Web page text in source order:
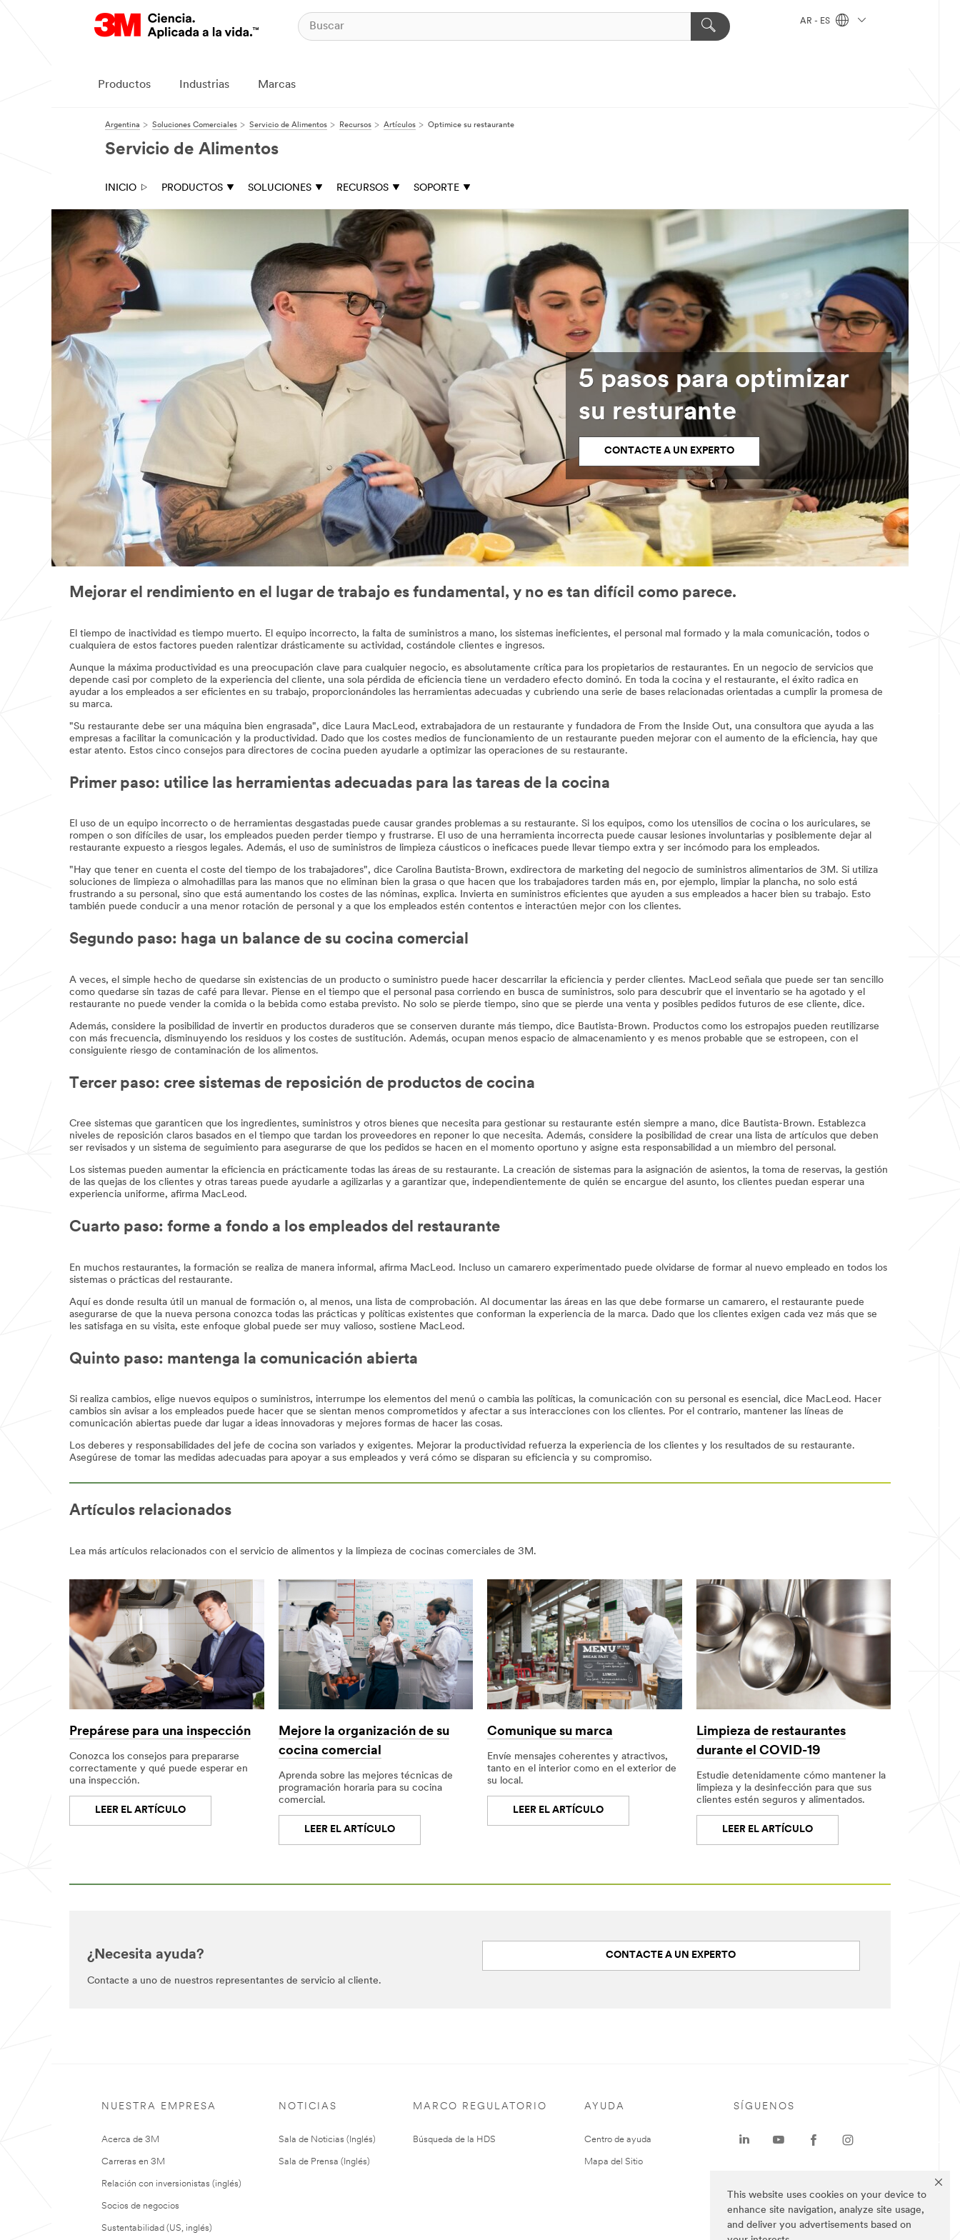
This website uses cookies on your device to
enhance site navigation, analyze site usage,
and deliver you advertisements based on
AR - ES
Productos Industrias Marcas
Argentina Soluciones Comerciales Servicio de Alimentos Recursos Artículos Optimice su restaurante
Servicio de Alimentos
INICIO PRODUCTOS SOLUCIONES RECURSOS SOPORTE
5 pasos para optimizar
su resturante
CONTACTE A UN EXPERTO
Mejorar el rendimiento en el lugar de trabajo es fundamental, y no es tan difícil como parece.
El tiempo de inactividad es tiempo muerto. El equipo incorrecto, la falta de suministros a mano, los sistemas ineficientes, el personal mal formado y la mala comunicación, todos o
cualquiera de estos factores pueden ralentizar drásticamente su actividad, costándole clientes e ingresos.
Aunque la máxima productividad es una preocupación clave para cualquier negocio, es absolutamente crítica para los propietarios de restaurantes. En un negocio de servicios que
depende casi por completo de la experiencia del cliente, una sola pérdida de eficiencia tiene un verdadero efecto dominó. En toda la cocina y el restaurante, el éxito radica en
ayudar a los empleados a ser eficientes en su trabajo, proporcionándoles las herramientas adecuadas y cubriendo una serie de bases relacionadas orientadas a cumplir la promesa de
su marca.
"Su restaurante debe ser una máquina bien engrasada", dice Laura MacLeod, extrabajadora de un restaurante y fundadora de From the Inside Out, una consultora que ayuda a las
empresas a facilitar la comunicación y la productividad. Dado que los costes medios de funcionamiento de un restaurante pueden mejorar con el aumento de la eficiencia, hay que
estar atento. Estos cinco consejos para directores de cocina pueden ayudarle a optimizar las operaciones de su restaurante.
Primer paso: utilice las herramientas adecuadas para las tareas de la cocina
El uso de un equipo incorrecto o de herramientas desgastadas puede causar grandes problemas a su restaurante. Si los equipos, como los utensilios de cocina o los auriculares, se
rompen o son difíciles de usar, los empleados pueden perder tiempo y frustrarse. El uso de una herramienta incorrecta puede causar lesiones involuntarias y posiblemente dejar al
restaurante expuesto a riesgos legales. Además, el uso de suministros de limpieza cáusticos o ineficaces puede llevar tiempo extra y ser incómodo para los empleados.
"Hay que tener en cuenta el coste del tiempo de los trabajadores", dice Carolina Bautista-Brown, exdirectora de marketing del negocio de suministros alimentarios de 3M. Si utiliza
soluciones de limpieza o almohadillas para las manos que no eliminan bien la grasa o que hacen que los trabajadores tarden más en, por ejemplo, limpiar la plancha, no solo está
frustrando a su personal, sino que está aumentando los costes de las nóminas, explica. Invierta en suministros eficientes que ayuden a sus empleados a hacer bien su trabajo. Esto
también puede conducir a una menor rotación de personal y a que los empleados estén contentos e interactúen mejor con los clientes.
Segundo paso: haga un balance de su cocina comercial
A veces, el simple hecho de quedarse sin existencias de un producto o suministro puede hacer descarrilar la eficiencia y perder clientes. MacLeod señala que puede ser tan sencillo
como quedarse sin tazas de café para llevar. Piense en el tiempo que el personal pasa corriendo en busca de suministros, solo para descubrir que el inventario se ha agotado y el
restaurante no puede vender la comida o la bebida como estaba previsto. No solo se pierde tiempo, sino que se pierde una venta y posibles pedidos futuros de ese cliente, dice.
Además, considere la posibilidad de invertir en productos duraderos que se conserven durante más tiempo, dice Bautista-Brown. Productos como los estropajos pueden reutilizarse
con más frecuencia, disminuyendo los residuos y los costes de sustitución. Además, ocupan menos espacio de almacenamiento y es menos probable que se estropeen, con el
consiguiente riesgo de contaminación de los alimentos.
Tercer paso: cree sistemas de reposición de productos de cocina
Cree sistemas que garanticen que los ingredientes, suministros y otros bienes que necesita para gestionar su restaurante estén siempre a mano, dice Bautista-Brown. Establezca
niveles de reposición claros basados en el tiempo que tardan los proveedores en reponer lo que necesita. Además, considere la posibilidad de crear una lista de artículos que deben
ser revisados y un sistema de seguimiento para asegurarse de que los pedidos se hacen en el momento oportuno y asigne esta responsabilidad a un miembro del personal.
Los sistemas pueden aumentar la eficiencia en prácticamente todas las áreas de su restaurante. La creación de sistemas para la asignación de asientos, la toma de reservas, la gestión
de las quejas de los clientes y otras tareas puede ayudarle a agilizarlas y a garantizar que, independientemente de quién se encargue del asunto, los clientes puedan esperar una
experiencia uniforme, afirma MacLeod.
Cuarto paso: forme a fondo a los empleados del restaurante
En muchos restaurantes, la formación se realiza de manera informal, afirma MacLeod. Incluso un camarero experimentado puede olvidarse de formar al nuevo empleado en todos los
sistemas o prácticas del restaurante.
Aquí es donde resulta útil un manual de formación o, al menos, una lista de comprobación. Al documentar las áreas en las que debe formarse un camarero, el restaurante puede
asegurarse de que la nueva persona conozca todas las prácticas y políticas existentes que conforman la experiencia de la marca. Dado que los clientes exigen cada vez más que se
les satisfaga en su visita, este enfoque global puede ser muy valioso, sostiene MacLeod.
Quinto paso: mantenga la comunicación abierta
Si realiza cambios, elige nuevos equipos o suministros, interrumpe los elementos del menú o cambia las políticas, la comunicación con su personal es esencial, dice MacLeod. Hacer
cambios sin avisar a los empleados puede hacer que se sientan menos comprometidos y afectar a sus interacciones con los clientes. Por el contrario, mantener las líneas de
comunicación abiertas puede dar lugar a ideas innovadoras y mejores formas de hacer las cosas.
Los deberes y responsabilidades del jefe de cocina son variados y exigentes. Mejorar la productividad refuerza la experiencia de los clientes y los resultados de su restaurante.
Asegúrese de tomar las medidas adecuadas para apoyar a sus empleados y verá cómo se disparan su eficiencia y su compromiso.
Artículos relacionados
Lea más artículos relacionados con el servicio de alimentos y la limpieza de cocinas comerciales de 3M.
Prepárese para una inspección
Conozca los consejos para prepararse
correctamente y qué puede esperar en
una inspección.
LEER EL ARTÍCULO
Mejore la organización de su
cocina comercial
Aprenda sobre las mejores técnicas de
programación horaria para su cocina
comercial.
LEER EL ARTÍCULO
Comunique su marca
Envíe mensajes coherentes y atractivos,
tanto en el interior como en el exterior de
su local.
LEER EL ARTÍCULO
Limpieza de restaurantes
durante el COVID-19
Estudie detenidamente cómo mantener la
limpieza y la desinfección para que sus
clientes estén seguros y alimentados.
LEER EL ARTÍCULO
¿Necesita ayuda?
Contacte a uno de nuestros representantes de servicio al cliente.
CONTACTE A UN EXPERTO
NUESTRA EMPRESA
Acerca de 3M
Carreras en 3M
Relación con inversionistas (inglés)
Socios de negocios
Sustentabilidad (US, inglés)
NOTICIAS
Sala de Noticias (Inglés)
Sala de Prensa (Inglés)
MARCO REGULATORIO
Búsqueda de la HDS
AYUDA
Centro de ayuda
Mapa del Sitio
SÍGUENOS